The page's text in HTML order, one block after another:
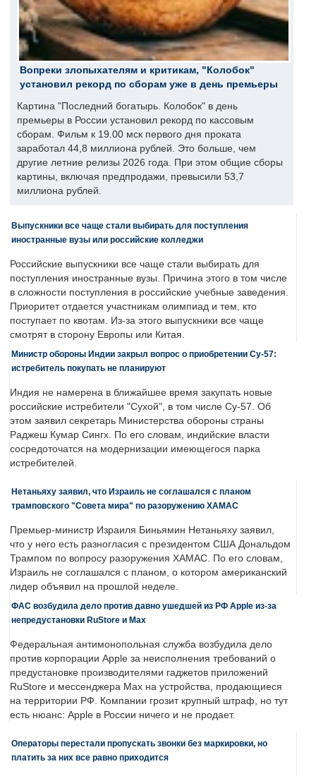
Вопреки злопыхателям и критикам, "Колобок"
установил рекорд по сборам уже в день премьеры
Картина "Последний богатырь. Колобок" в день
премьеры в России установил рекорд по кассовым
сборам. Фильм к 19.00 мск первого дня проката
заработал 44,8 миллиона рублей. Это больше, чем
другие летние релизы 2026 года. При этом общие сборы
картины, включая предпродажи, превысили 53,7
миллиона рублей.
Выпускники все чаще стали выбирать для поступления
иностранные вузы или российские колледжи
Российские выпускники все чаще стали выбирать для
поступления иностранные вузы. Причина этого в том числе
в сложности поступления в российские учебные заведения.
Приоритет отдается участникам олимпиад и тем, кто
поступает по квотам. Из-за этого выпускники все чаще
смотрят в сторону Европы или Китая.
Министр обороны Индии закрыл вопрос о приобретении Су-57:
истребитель покупать не планируют
Индия не намерена в ближайшее время закупать новые
российские истребители "Сухой", в том числе Су-57. Об
этом заявил секретарь Министерства обороны страны
Раджеш Кумар Сингх. По его словам, индийские власти
сосредоточатся на модернизации имеющегося парка
истребителей.
Нетаньяху заявил, что Израиль не соглашался с планом
трамповского "Совета мира" по разоружению ХАМАС
Премьер-министр Израиля Биньямин Нетаньяху заявил,
что у него есть разногласия с президентом США Дональдом
Трампом по вопросу разоружения ХАМАС. По его словам,
Израиль не соглашался с планом, о котором американский
лидер объявил на прошлой неделе.
ФАС возбудила дело против давно ушедшей из РФ Apple из-за
непредустановки RuStore и Max
Федеральная антимонопольная служба возбудила дело
против корпорации Apple за неисполнения требований о
предустановке производителями гаджетов приложений
RuStore и мессенджера Max на устройства, продающиеся
на территории РФ. Компании грозит крупный штраф, но тут
есть нюанс: Apple в России ничего и не продает.
Операторы перестали пропускать звонки без маркировки, но
платить за них все равно приходится